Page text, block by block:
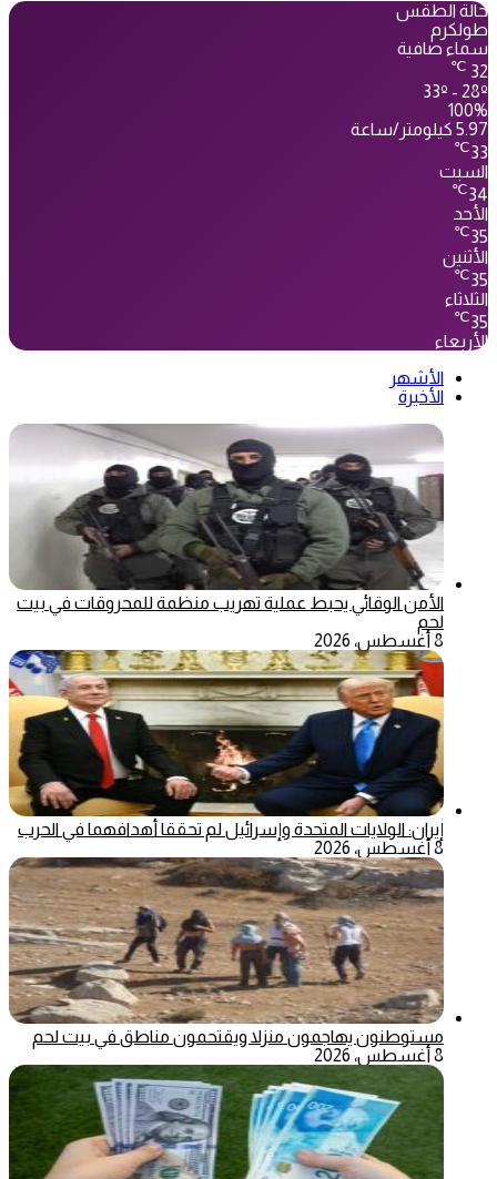
حالة الطقس
طولكرم
سماء صافية
32
℃
33º - 28º
100%
5.97 كيلومتر/ساعة
33
℃
السبت
34
℃
الأحد
35
℃
الأثنين
35
℃
الثلاثاء
35
℃
الأربعاء
الأشهر
الأخيرة
الأمن الوقائي يحبط عملية تهريب منظمة للمحروقات في بيت
لحم
8 أغسطس، 2026
إيران: الولايات المتحدة وإسرائيل لم تحققا أهدافهما في الحرب
8 أغسطس، 2026
مستوطنون يهاجمون منزلا ويقتحمون مناطق في بيت لحم
8 أغسطس، 2026